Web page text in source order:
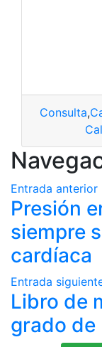
Consulta,
Entrada anterior
Presión
siempre
cardíaca
Entrada
Libro de
grado de